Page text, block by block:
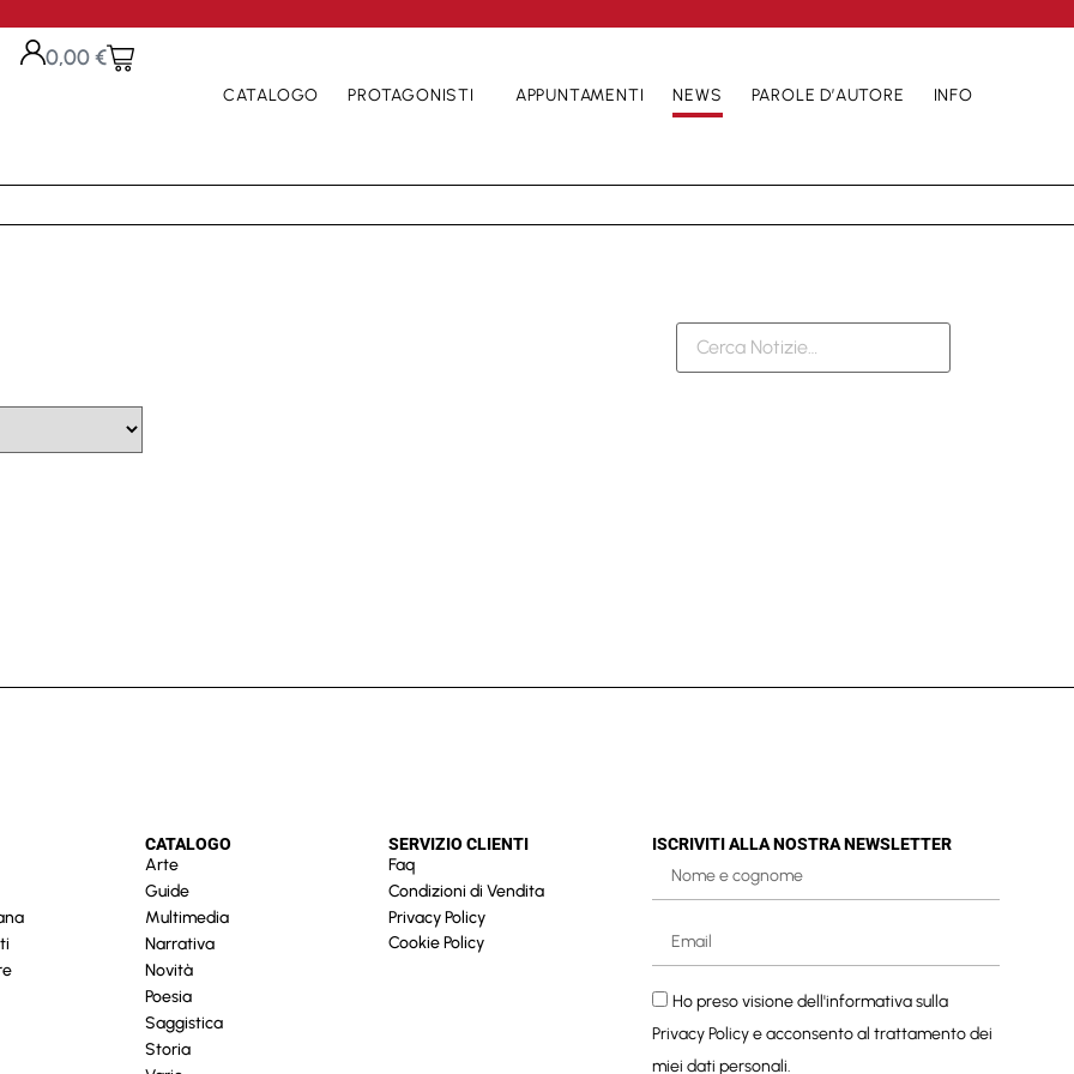
0,00€
CATALOGO PROTAGONISTI APPUNTAMENTI NEWS PAROLE D’AUTORE INFO
CATALOGO
Arte
Guide
Multimedia
Narrativa
Novità
Poesia
Saggistica
Storia
SERVIZIO CLIENTI
Faq
Condizioni di Vendita
Privacy Policy
Cookie Policy
ISCRIVITI ALLA NOSTRA NEWSLETTER
Ho preso visione dell'informativa sulla
Privacy Policye acconsento al trattamento dei
miei dati personali.